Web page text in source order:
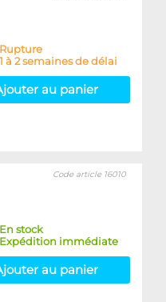
Rupture
1 à 2 semaines de délai
au panier
Code article 16010
En stock
Expédition immédiate
au panier